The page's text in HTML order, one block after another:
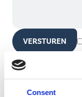
Consent